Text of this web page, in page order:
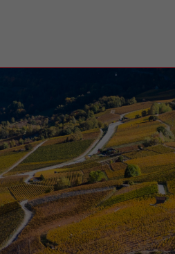
Prestations
Unternehmen :
Willkommen!
Companies : Welcome!
Imprese : benvenute!